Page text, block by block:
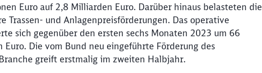
Euro auf 2,8 Milliarden Euro. Darüber hinaus belasteten die
Trassen- und Anlagenpreisförderungen. Das operative
sich gegenüber den ersten sechs Monaten 2023 um 66
Die vom Bund neu eingeführte Förderung des
greift erstmalig im zweiten Halbjahr.